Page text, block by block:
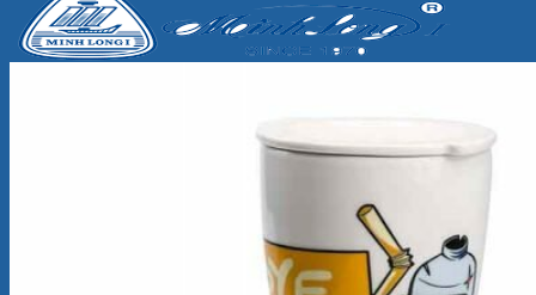
Sản Phẩm
Bộ ấm chén
Bộ đồ ăn